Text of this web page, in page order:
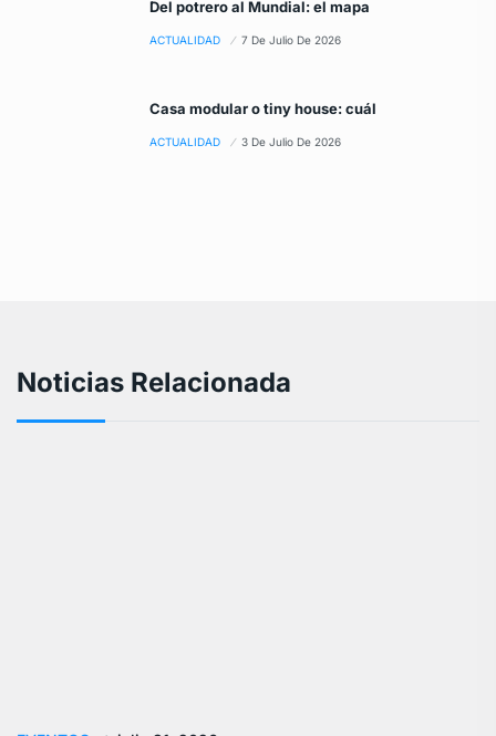
Del potrero al Mundial: el mapa
ACTUALIDAD 7 De Julio De 2026
Casa modular o tiny house: cuál
ACTUALIDAD 3 De Julio De 2026
Noticias Relacionada